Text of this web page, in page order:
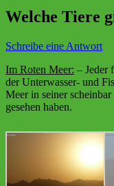
Welche Tiere
Schreibe eine Antwort
Im Roten Meer: – Jeder
der Unterwasser- und
Meer in seiner
gesehen haben.